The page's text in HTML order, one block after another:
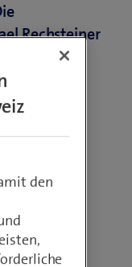
Rechsteiner
den